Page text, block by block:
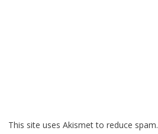
This site uses Akismet to reduce spam.